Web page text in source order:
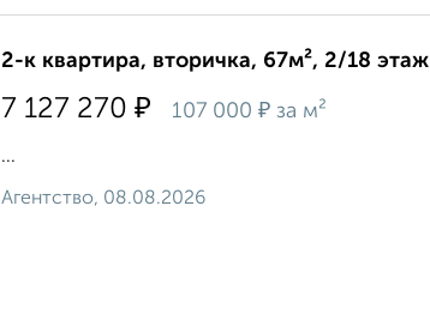
2-к квартира, вторичка, 67м², 2/18 этаж
7 127 270 ₽ 107 000 ₽ за м²
...
Агентство, 08.08.2026